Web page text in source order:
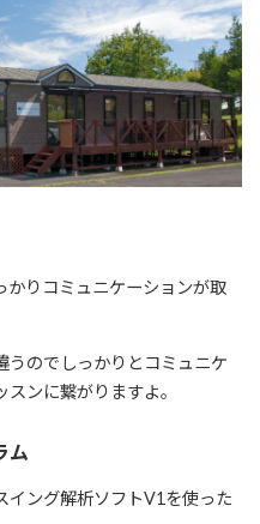
かりコミュニケーションが取
うのでしっかりとコミュニケ
ンに繋がりますよ。
ム
イング解析ソフトV1を使った